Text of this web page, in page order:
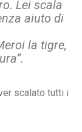
Lei scala
aiuto di
la tigre,
scalato tutti i